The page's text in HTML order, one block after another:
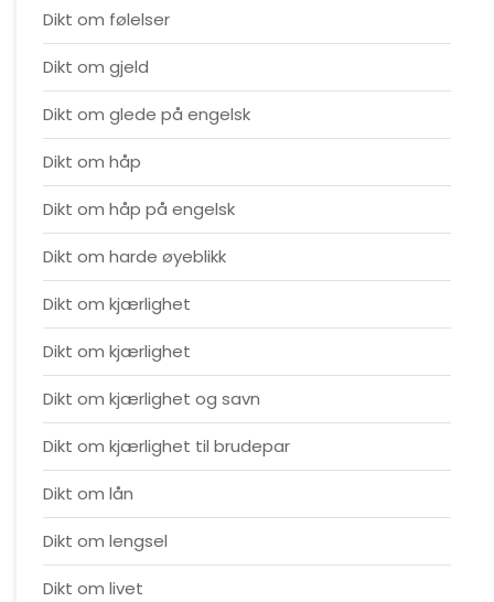
Dikt om følelser
Dikt om gjeld
Dikt om glede på engelsk
Dikt om håp
Dikt om håp på engelsk
Dikt om harde øyeblikk
Dikt om kjærlighet
Dikt om kjærlighet
Dikt om kjærlighet og savn
Dikt om kjærlighet til brudepar
Dikt om lån
Dikt om lengsel
Dikt om livet